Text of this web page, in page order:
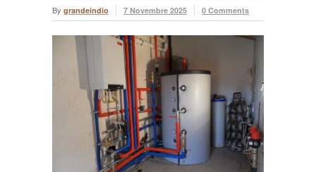
By grandeindio 7 Novembre 2025 0 Comments